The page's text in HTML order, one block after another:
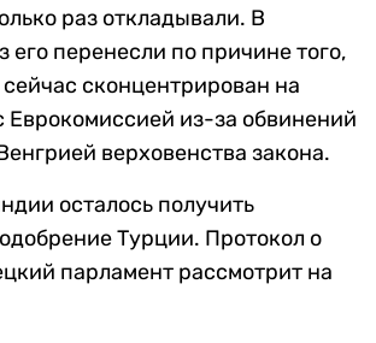
раз откладывали. В
его перенесли по причине того,
сконцентрирован на
Еврокомиссией из-за обвинений
верховенства закона.
осталось получить
Турции. Протокол о
парламент рассмотрит на